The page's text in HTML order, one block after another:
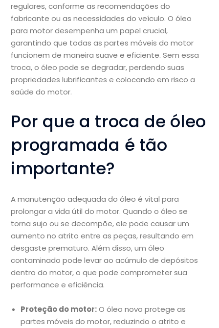
regulares, conforme as recomendações do
fabricante ou as necessidades do veículo. O óleo
para motor desempenha um papel crucial,
garantindo que todas as partes móveis do motor
funcionem de maneira suave e eficiente. Sem essa
troca, o óleo pode se degradar, perdendo suas
propriedades lubrificantes e colocando em risco a
saúde do motor.
Por que a troca de óleo
programada é tão
importante?
A manutenção adequada do óleo é vital para
prolongar a vida útil do motor. Quando o óleo se
torna sujo ou se decompõe, ele pode causar um
aumento no atrito entre as peças, resultando em
desgaste prematuro. Além disso, um óleo
contaminado pode levar ao acúmulo de depósitos
dentro do motor, o que pode comprometer sua
performance e eficiência.
Proteção do motor:O óleo novo protege as
partes móveis do motor, reduzindo o atrito e